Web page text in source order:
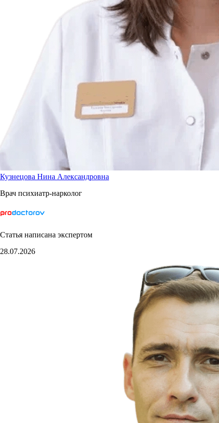
Кузнецова Нина Александровна
Врач психиатр-нарколог
Статья написана экспертом
28.07.2026